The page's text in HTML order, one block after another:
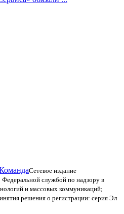
Сетевое издание
службой по надзору в
и массовых коммуникаций;
решения о регистрации: серия Эл